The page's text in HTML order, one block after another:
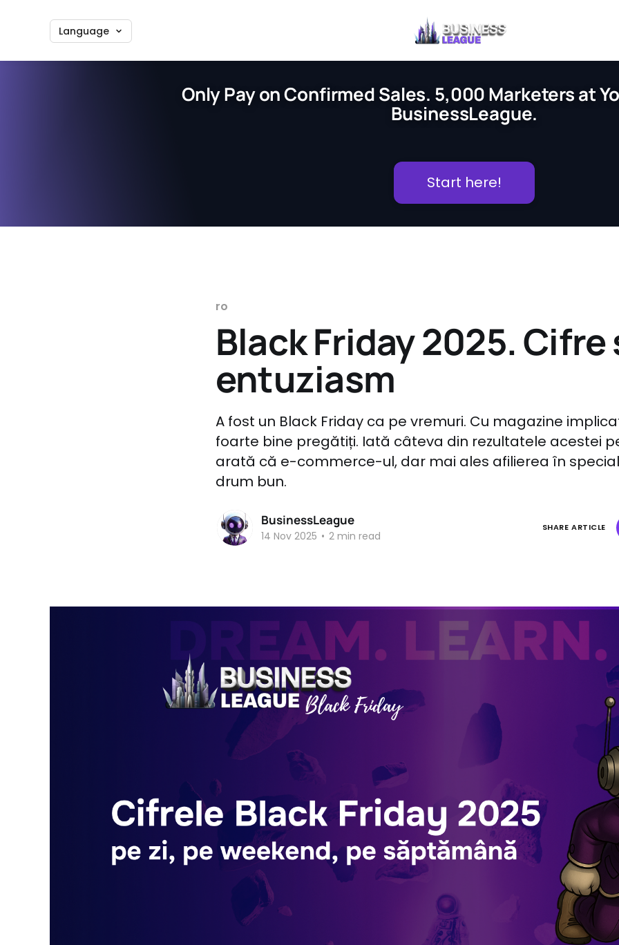
Language
Only Pay on Confirmed Sales. 5,000 Marketers at
BusinessLeague.
Start here!
ro
Black Friday 2025. Cifre
entuziasm
A fost un Black Friday ca pe vremuri. Cu magazine
foarte bine pregătiți. Iată câteva din rezultatele acestei
arată că e-commerce-ul, dar mai ales afilierea în
drum bun.
BusinessLeague
14 Nov 2025 • 2 min read
SHARE ARTICLE